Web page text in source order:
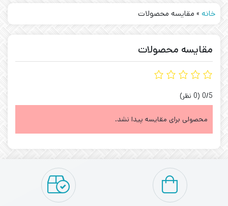
خانه » مقایسه محصولات
مقایسه محصولات
‫0/5 ‫(0 نظر)
محصولی برای مقایسه پیدا نشد.